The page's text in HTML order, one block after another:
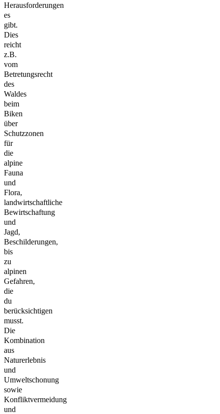
Herausforderungen
es
gibt.
Dies
reicht
z.B.
vom
Betretungsrecht
des
Waldes
beim
Biken
über
Schutzzonen
für
die
alpine
Fauna
und
Flora,
landwirtschaftliche
Bewirtschaftung
und
Jagd,
Beschilderungen,
bis
zu
alpinen
Gefahren,
die
du
berücksichtigen
musst.
Die
Kombination
aus
Naturerlebnis
und
Umweltschonung
sowie
Konfliktvermeidung
und